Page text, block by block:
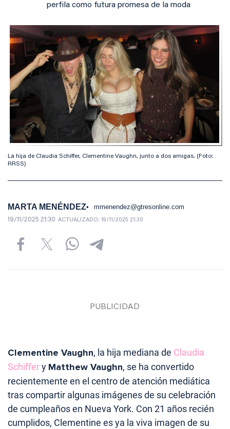
perfila como futura promesa de la moda
La hija de Claudia Schiffer, Clementine Vaughn, junto a dos amigas. (Foto:
RRSS)
MARTA MENÉNDEZ mmenendez@gtresonline.com
19/11/2025 21:30 ACTUALIZADO: 19/11/2025 21:30
Clementine Vaughn, la hija mediana de Claudia
Schiffery Matthew Vaughn, se ha convertido
recientemente en el centro de atención mediática
tras compartir algunas imágenes de su celebración
de cumpleaños en Nueva York. Con 21 años recién
cumplidos, Clementine es ya la viva imagen de su